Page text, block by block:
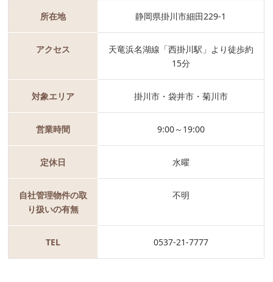
所在地 静岡県掛川市細田229-1
アクセス
天竜浜名湖線「西掛川駅」より徒歩約
15分
対象エリア 掛川市・袋井市・菊川市
営業時間 9:00～19:00
定休日 水曜
自社管理物件の取
り扱いの有無
不明
TEL 0537-21-7777